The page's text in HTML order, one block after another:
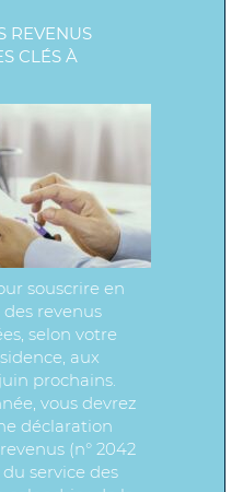
REVENUS
CLÉS À
souscrire en
revenus
selon votre
aux
prochains.
vous devrez
déclaration
(n° 2042
service des